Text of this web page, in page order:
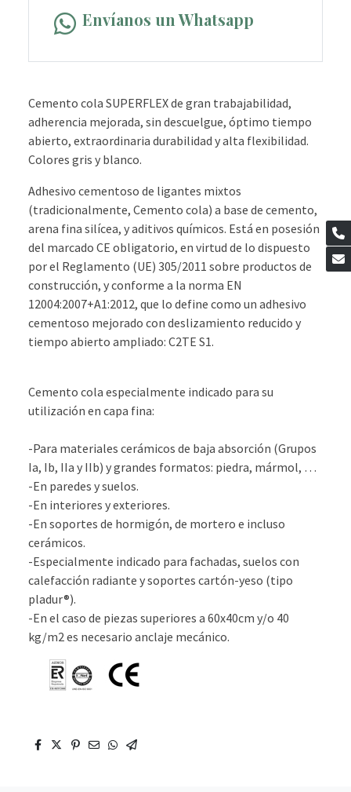
Envíanos un Whatsapp
Cemento cola SUPERFLEX de gran trabajabilidad,
adherencia mejorada, sin descuelgue, óptimo tiempo
abierto, extraordinaria durabilidad y alta flexibilidad.
Colores gris y blanco.
Adhesivo cementoso de ligantes mixtos
(tradicionalmente, Cemento cola) a base de cemento,
arena fina silícea, y aditivos químicos. Está en posesión
del marcado CE obligatorio, en virtud de lo dispuesto
por el Reglamento (UE) 305/2011 sobre productos de
construcción, y conforme a la norma EN
12004:2007+A1:2012, que lo define como un adhesivo
cementoso mejorado con deslizamiento reducido y
tiempo abierto ampliado: C2TE S1.
Cemento cola especialmente indicado para su
utilización en capa fina:
-Para materiales cerámicos de baja absorción (Grupos
Ia, Ib, IIa y IIb) y grandes formatos: piedra, mármol, …
-En paredes y suelos.
-En interiores y exteriores.
-En soportes de hormigón, de mortero e incluso
cerámicos.
-Especialmente indicado para fachadas, suelos con
calefacción radiante y soportes cartón-yeso (tipo
pladur®).
-En el caso de piezas superiores a 60x40cm y/o 40
kg/m2 es necesario anclaje mecánico.